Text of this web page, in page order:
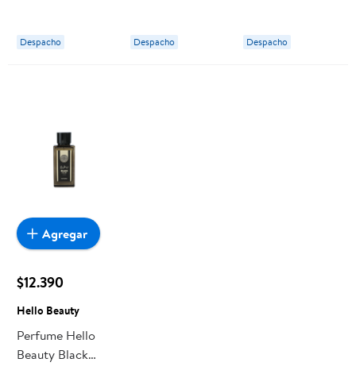
Despacho Despacho Despacho
$12.390
Hello Beauty
Perfume Hello
Beauty Black
Agregar